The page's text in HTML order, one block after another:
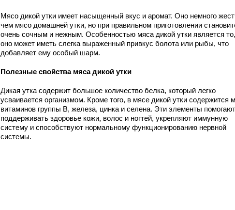
Мясо дикой утки имеет насыщенный вкус и аромат. Оно немного
чем мясо домашней утки, но при правильном приготовлении
очень сочным и нежным. Особенностью мяса дикой утки является
оно может иметь слегка выраженный привкус болота или рыбы, что
добавляет ему особый шарм.
Полезные свойства мяса дикой утки
Дикая утка содержит большое количество белка, который легко
усваивается организмом. Кроме того, в мясе дикой утки содержится
витаминов группы B, железа, цинка и селена. Эти элементы помогают
поддерживать здоровье кожи, волос и ногтей, укрепляют иммунную
систему и способствуют нормальному функционированию нервной
системы.